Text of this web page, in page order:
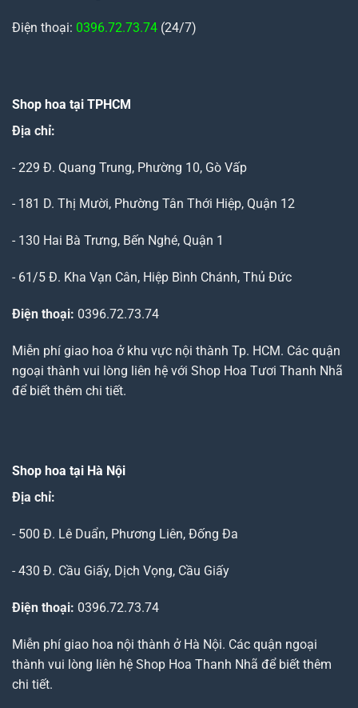
Điện thoại: 0396.72.73.74 (24/7)
Shop hoa tại TPHCM
Địa chỉ:
- 229 Đ. Quang Trung, Phường 10, Gò Vấp
- 181 D. Thị Mười, Phường Tân Thới Hiệp, Quận 12
- 130 Hai Bà Trưng, Bến Nghé, Quận 1
- 61/5 Đ. Kha Vạn Cân, Hiệp Bình Chánh, Thủ Đức
Điện thoại: 0396.72.73.74
Miễn phí giao hoa ở khu vực nội thành Tp. HCM. Các quận
ngoại thành vui lòng liên hệ với Shop Hoa Tươi Thanh Nhã
để biết thêm chi tiết.
Shop hoa tại Hà Nội
Địa chỉ:
- 500 Đ. Lê Duẩn, Phương Liên, Đống Đa
- 430 Đ. Cầu Giấy, Dịch Vọng, Cầu Giấy
Điện thoại: 0396.72.73.74
Miễn phí giao hoa nội thành ở Hà Nội. Các quận ngoại
thành vui lòng liên hệ Shop Hoa Thanh Nhã để biết thêm
chi tiết.